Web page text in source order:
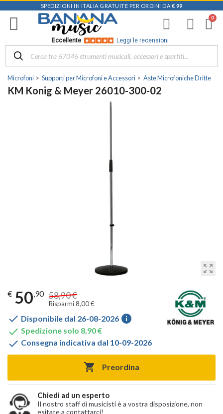
SPEDIZIONI IN ITALIA GRATUITE PER ORDINI DA € 99
Eccellente Leggi le recensioni
Microfoni Supporti per Microfoni e Accessori Aste Microfoniche Dritte
KM Konig & Meyer 26010-300-02
zoom_out_map
€ 50,90 58,90 €
Risparmi 8,00 €
 Disponibile dal 26-08-2026 info
 Spedizione solo 8,90 €
 Consegna indicativa dal 10-09-2026
 Preordina
Chiedi ad un esperto
Il nostro staff di musicisti è a vostra disposizione, non
esitate a contattarci!